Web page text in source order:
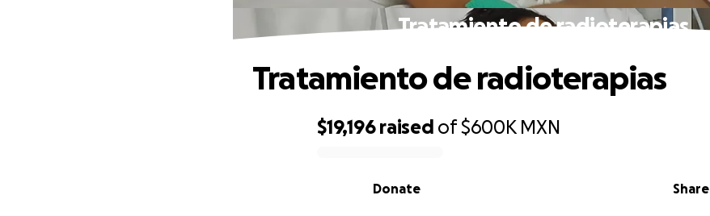
Tratamiento de radioterapias
$19,196 raised of$600K MXN
Share
Donate
Tratamiento de radioterapias